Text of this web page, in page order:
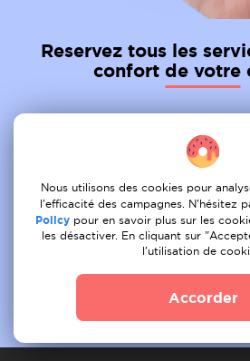
Reservez tous les
confort de votre
03 Livre
Nous utilisons des cookies pour
l'efficacité des campagnes. N'hésitez
Policy pour en savoir plus sur les
les désactiver. En cliquant sur
l'utilisation de
Accorder